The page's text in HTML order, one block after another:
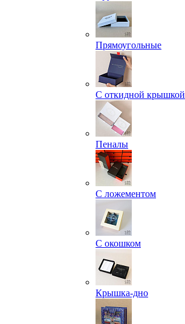
Прямоугольные
С откидной крышкой
Пеналы
С ложементом
С окошком
Крышка-дно